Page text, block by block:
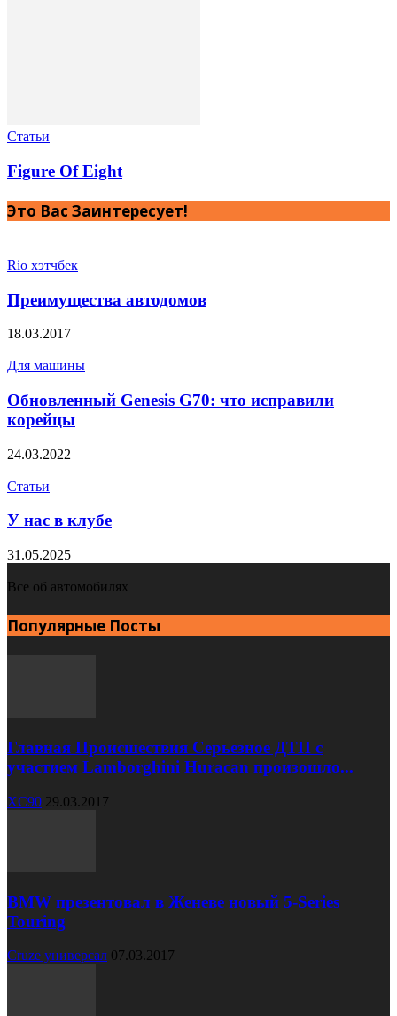
Статьи
Figure Of Eight
Это Вас Заинтересует!
Rio хэтчбек
Преимущества автодомов
18.03.2017
Для машины
Обновленный Genesis G70: что исправили
корейцы
24.03.2022
Статьи
У нас в клубе
31.05.2025
Все об автомобилях
Популярные Посты
Главная Происшествия Серьезное ДТП с
участием Lamborghini Huracan произошло...
XC90 29.03.2017
BMW презентовал в Женеве новый 5-Series
Touring
Cruze универсал 07.03.2017